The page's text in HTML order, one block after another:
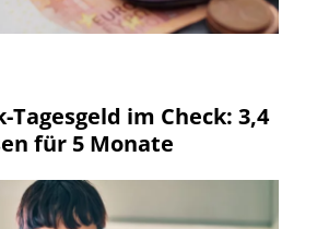
Tagesgeld im Check: 3,4
für 5 Monate